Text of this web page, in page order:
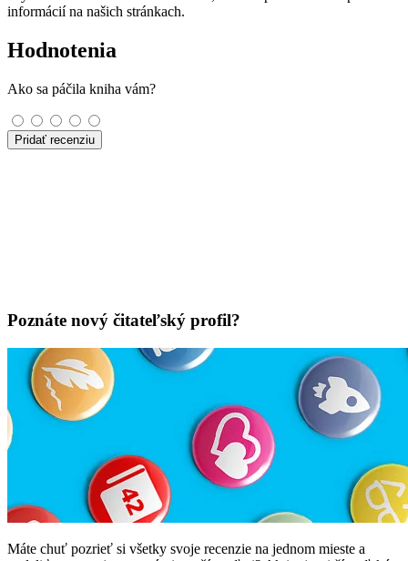
informácií na našich stránkach.
Hodnotenia
Ako sa páčila kniha vám?
Pridať recenziu
Poznáte nový čitateľský profil?
Máte chuť pozrieť si všetky svoje recenzie na jednom mieste a